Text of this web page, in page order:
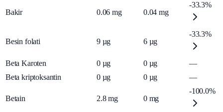
Bakir 0.06 mg 0.04 mg
-33.3%
Besin folati 9 µg 6 µg
-33.3%
Beta Karoten 0 µg 0 µg
—
Beta kriptoksantin
0 µg 0 µg —
Betain 2.8 mg 0 mg
-100.0%